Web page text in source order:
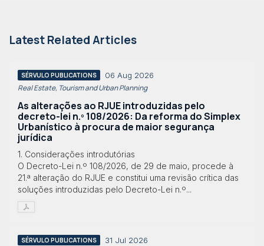
Latest Related Articles
SÉRVULO PUBLICATIONS 06 Aug 2026
Real Estate, Tourism and Urban Planning
As alterações ao RJUE introduzidas pelo
decreto-lei n.º 108/2026: Da reforma do Simplex
Urbanístico à procura de maior segurança
jurídica
1. Considerações introdutórias
O Decreto-Lei n.º 108/2026, de 29 de maio, procede à
21.ª alteração do RJUE e constitui uma revisão crítica das
soluções introduzidas pelo Decreto-Lei n.º...
SÉRVULO PUBLICATIONS 31 Jul 2026